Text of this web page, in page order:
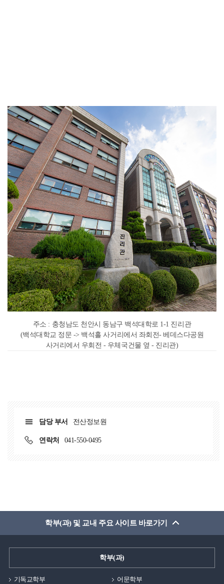
주소 : 충청남도 천안시 동남구 백석대학로 1-1 진리관
(백석대학교 정문 -> 백석홀 사거리에서 좌회전- 베데스다공원
사거리에서 우회전 - 우체국건물 옆 - 진리관)
담당 부서 전산정보원
연락처 041-550-0495
학부(과) 및 교내 주요 사이트 바로가기
학부(과)
기독교학부 어문학부